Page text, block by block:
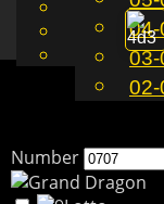
MS
English
Chinese
Malay
04-
03-
02-
0707
Number